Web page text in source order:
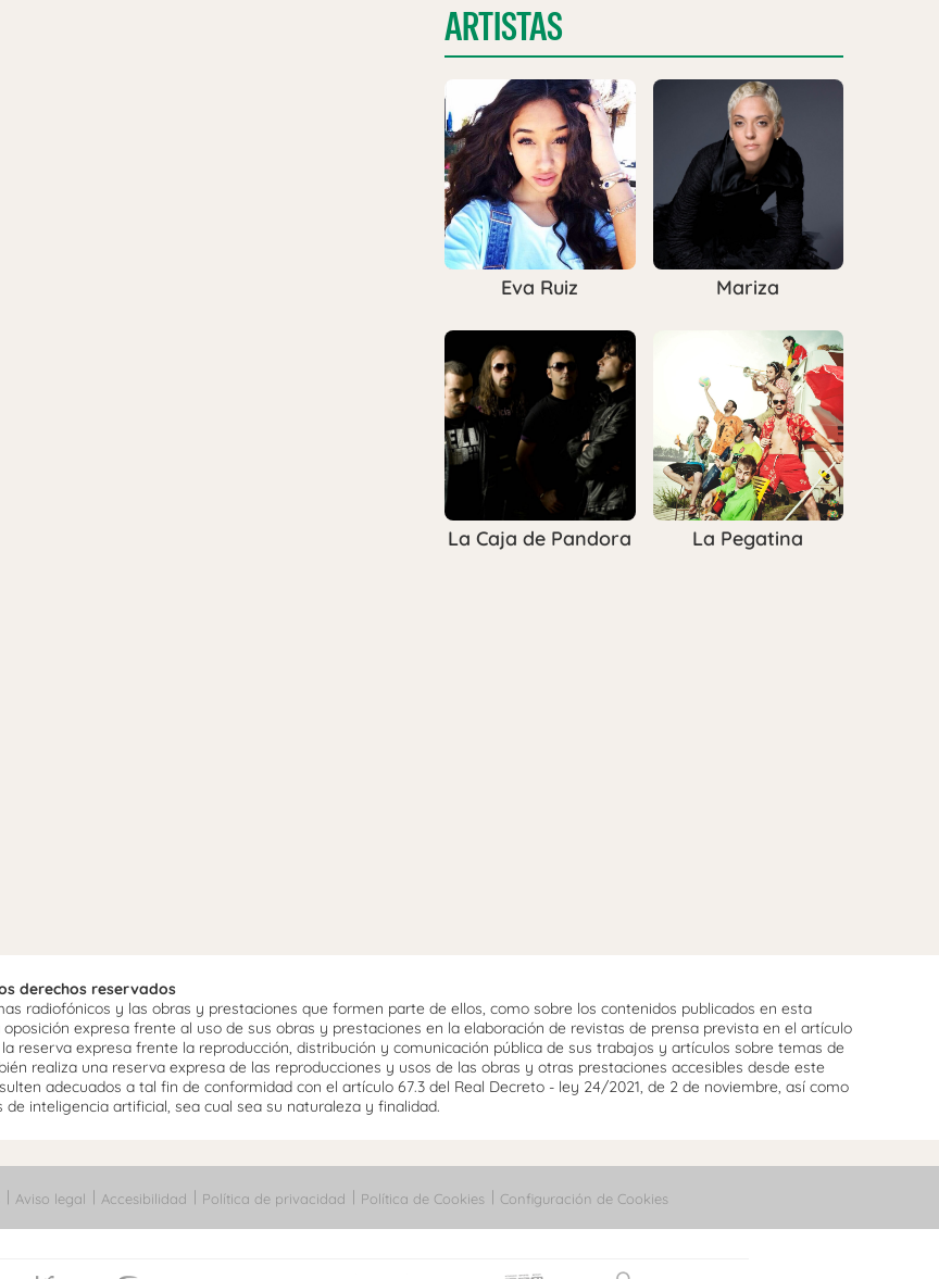
ARTISTAS
Eva Ruiz Mariza
La Caja de Pandora La Pegatina
derechos reservados
radiofónicos y las obras y prestaciones que formen parte de ellos, como sobre los contenidos publicados en esta
expresa frente al uso de sus obras y prestaciones en la elaboración de revistas de prensa prevista en el artículo
la reserva expresa frente la reproducción, distribución y comunicación pública de sus trabajos y artículos sobre temas de
realiza una reserva expresa de las reproducciones y usos de las obras y otras prestaciones accesibles desde este
adecuados a tal fin de conformidad con el artículo 67.3 del Real Decreto - ley 24/2021, de 2 de noviembre, así como
inteligencia artificial, sea cual sea su naturaleza y finalidad.
Aviso legal Accesibilidad Política de privacidad Política de Cookies Configuración de Cookies